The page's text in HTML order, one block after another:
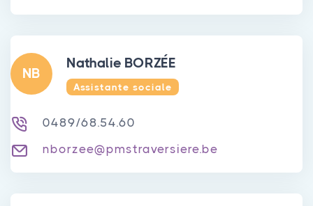
NB
Nathalie BORZÉE
Assistante sociale
0489/68.54.60
nborzee@pmstraversiere.be